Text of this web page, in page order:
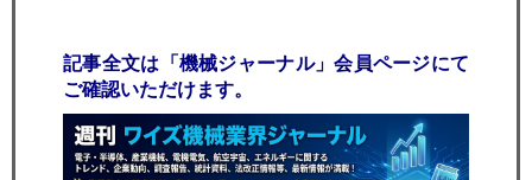
記事全文は「機械ジャーナル」会員ページにて
ご確認いただけます。